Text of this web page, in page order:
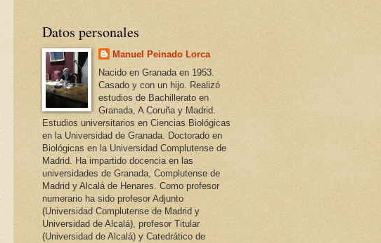
Datos personales
Manuel Peinado Lorca
Nacido en Granada en 1953.
Casado y con un hijo. Realizó
estudios de Bachillerato en
Granada, A Coruña y Madrid.
Estudios universitarios en Ciencias Biológicas
en la Universidad de Granada. Doctorado en
Biológicas en la Universidad Complutense de
Madrid. Ha impartido docencia en las
universidades de Granada, Complutense de
Madrid y Alcalá de Henares. Como profesor
numerario ha sido profesor Adjunto
(Universidad Complutense de Madrid y
Universidad de Alcalá), profesor Titular
(Universidad de Alcalá) y Catedrático de